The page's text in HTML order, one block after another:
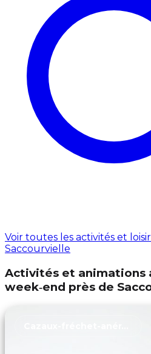
Voir toutes les activités et
Saccourvielle
Activités et animations
week‑end près de